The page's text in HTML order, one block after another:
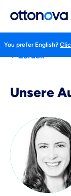
You prefer English?
Zurück
Unsere
Weil es
du dich